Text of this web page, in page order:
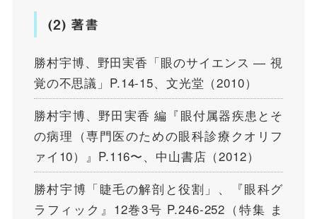
(2) 著書
勝村宇博、野田実香「眼のサイエンス ― 視
覚の不思議」P.14-15、文光堂（2010）
勝村宇博、野田実香 編『眼付属器疾患とそ
の病理（専門医のための眼科診療クオリフ
ァイ10）』P.116〜、中山書店（2012）
勝村宇博「睫毛の解剖と役割」、『眼科グ
ラフィック』12巻3号 P.246-252（特集 ま